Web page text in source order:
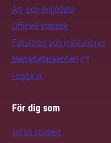
Art- och miljödata
Officiell statistik
Fakulteter och institutioner
Medarbetarwebben
Logga in
För dig som
vill bli student